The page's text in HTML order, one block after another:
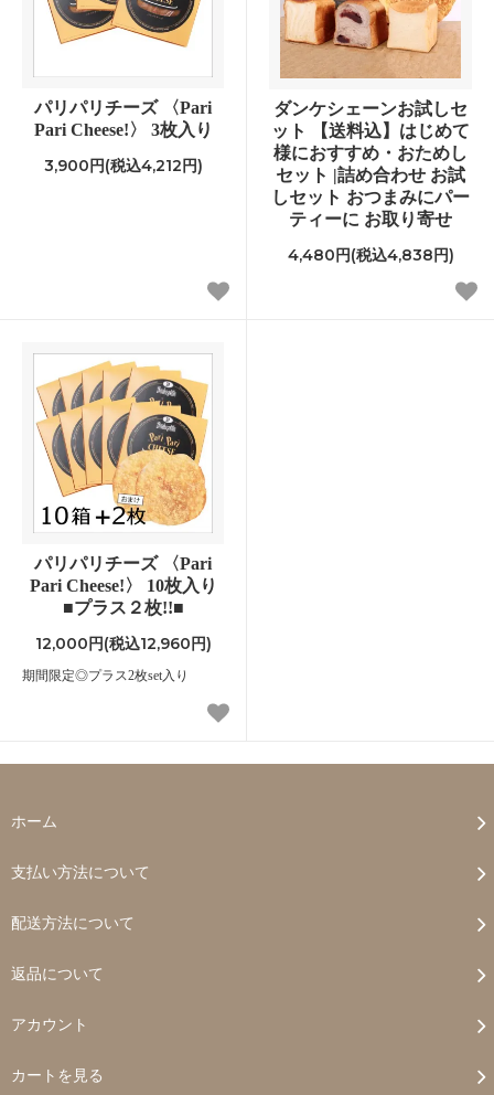
パリパリチーズ 〈Pari
Pari Cheese!〉 3枚入り
3,900円(税込4,212円)
ダンケシェーンお試しセ
ット 【送料込】はじめて
様におすすめ・おためし
セット |詰め合わせ お試
しセット おつまみにパー
ティーに お取り寄せ
4,480円(税込4,838円)
パリパリチーズ 〈Pari
Pari Cheese!〉 10枚入り
■プラス２枚!!■
12,000円(税込12,960円)
期間限定◎プラス2枚set入り
ホーム
支払い方法について
配送方法について
返品について
アカウント
カートを見る